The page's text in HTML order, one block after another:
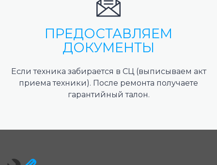
ПРЕДОСТАВЛЯЕМ
ДОКУМЕНТЫ
Если техника забирается в СЦ (выписываем акт
приема техники). После ремонта получаете
гарантийный талон.